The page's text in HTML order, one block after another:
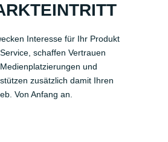
Interesse für Ihr Produkt
schaffen Vertrauen
platzierungen und
zusätzlich damit Ihren
Von Anfang an.